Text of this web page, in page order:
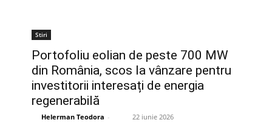
Stiri
Portofoliu eolian de peste 700 MW
din România, scos la vânzare pentru
investitorii interesați de energia
regenerabilă
Helerman Teodora - 22 iunie 2026